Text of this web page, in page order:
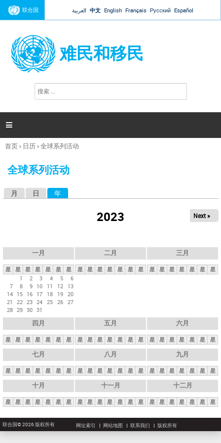
Jump to navigation
联合国 العربية 中文 English Français Русский Español
难民和移民
搜
索

你
这
首页› 日历›全球系列活动
全球系列活动
月 日 年
2023 Next »
一月
星 星 星 星 星 星
星
1
2 3 4 5
6
7
8 9 10 11 12
13
14 15 16 17 18 19 20
21
22 23 24 25 26 27
28 29 30 31
二月
星 星 星 星 星 星 星
三月
星 星 星 星 星 星 星
四月
星 星 星 星 星 星 星
五月
星 星 星 星 星 星 星
六月
星 星 星 星 星 星 星
七月
星 星 星 星 星 星 星
八月
星 星 星 星 星 星 星
九月
星 星 星 星 星 星 星
十月
星 星 星 星 星 星 星
十一月
星 星 星 星 星 星 星
十二月
星 星 星 星 星 星 星
联合国© 2026 版权所有 网址索引 网站地图 联系我们 版权所有